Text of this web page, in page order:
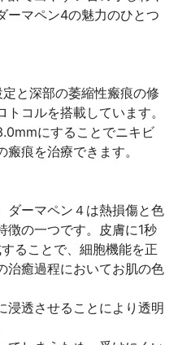
ーマペン4の魅力のひとつ
と深部の萎縮性瘢痕の修
コルを搭載しています。
にすることでニキビ
痕を治療できます。
ダーマペン４は熱損傷と色
徴の一つです。皮膚に1秒
ることで、細胞機能を正
治癒過程においてお肌の色
浸透させることにより透明